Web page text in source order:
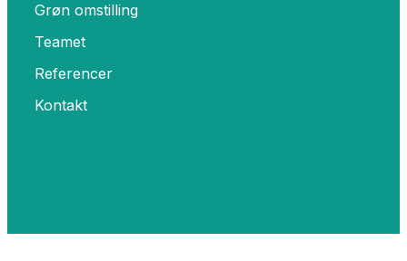
Grøn omstilling
Teamet
Referencer
Kontakt